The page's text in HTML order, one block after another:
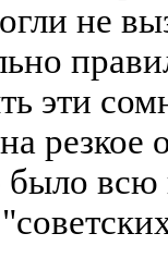
не
эти
резкое
всю